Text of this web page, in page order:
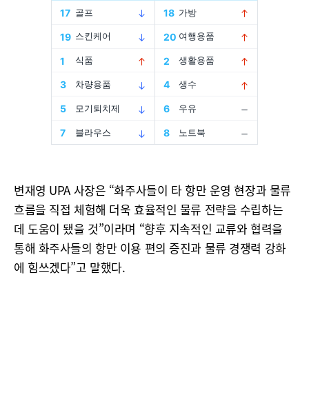
변재영 UPA 사장은 “화주사들이 타 항만 운영 현장과 물류
흐름을 직접 체험해 더욱 효율적인 물류 전략을 수립하는
데 도움이 됐을 것”이라며 “향후 지속적인 교류와 협력을
통해 화주사들의 항만 이용 편의 증진과 물류 경쟁력 강화
에 힘쓰겠다”고 말했다.